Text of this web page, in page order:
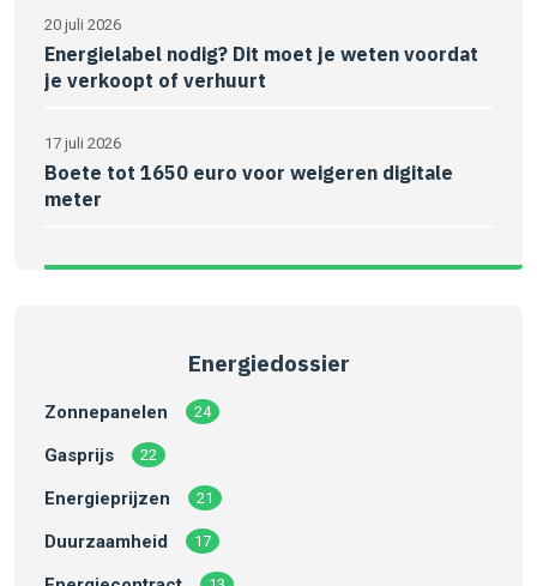
20 juli 2026
Energielabel nodig? Dit moet je weten voordat
je verkoopt of verhuurt
17 juli 2026
Boete tot 1650 euro voor weigeren digitale
meter
Energiedossier
Zonnepanelen 24
Gasprijs 22
Energieprijzen 21
Duurzaamheid 17